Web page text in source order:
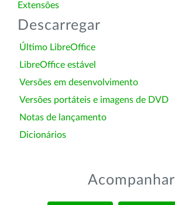
Extensões
Descarregar
Último LibreOffice
LibreOffice estável
Versões em desenvolvimento
Versões portáteis e imagens de DVD
Notas de lançamento
Dicionários
Acompanhar